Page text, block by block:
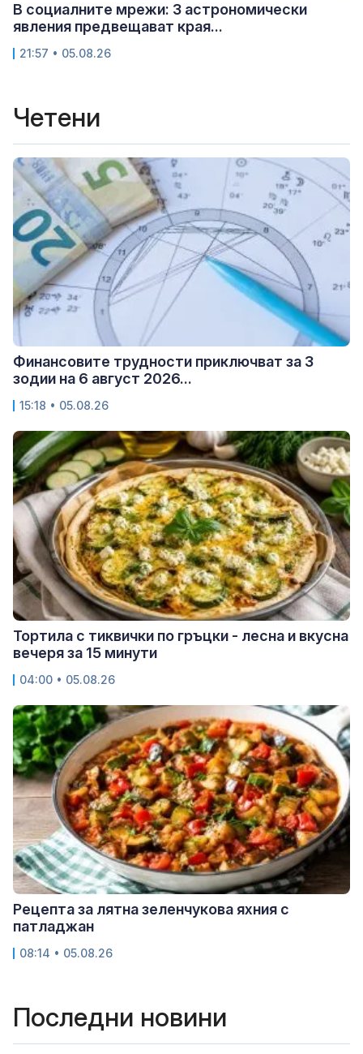
В социалните мрежи: 3 астрономически
явления предвещават края...
21:57 • 05.08.26
Четени
Финансовите трудности приключват за 3
зодии на 6 август 2026...
15:18 • 05.08.26
Тортила с тиквички по гръцки - лесна и вкусна
вечеря за 15 минути
04:00 • 05.08.26
Рецепта за лятна зеленчукова яхния с
патладжан
08:14 • 05.08.26
Последни новини